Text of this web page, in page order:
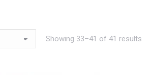
Showing 33–41 of 41 results